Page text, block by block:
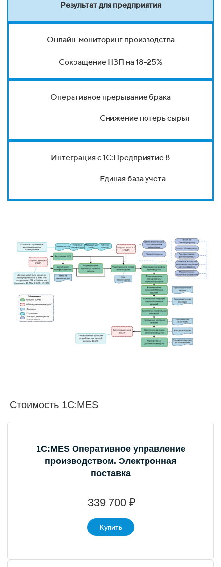
Результат для предприятия
Онлайн-мониторинг производства
Сокращение НЗП на 18-25%
Оперативное прерывание брака
Снижение потерь сырья
Интеграция с 1С:Предприятие 8
Единая база учета
Стоимость 1С:MES
1С:MES Оперативное управление
производством. Электронная
поставка
339 700 ₽
Купить